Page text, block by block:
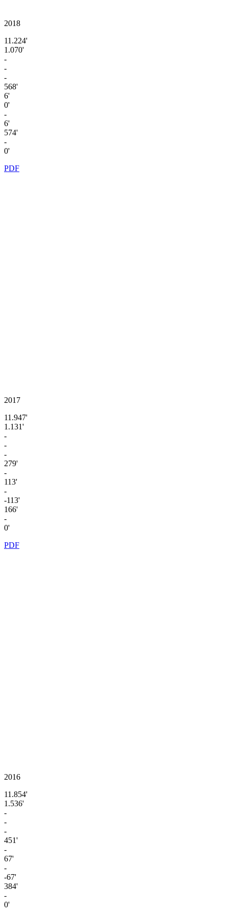
2018
11.224'
1.070'
-
-
-
568'
6'
0'
-
6'
574'
-
0'
PDF
2017
11.947'
1.131'
-
-
-
279'
-
113'
-
-113'
166'
-
0'
PDF
2016
11.854'
1.536'
-
-
-
451'
-
67'
-
-67'
384'
-
0'